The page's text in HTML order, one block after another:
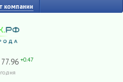
компании
77.96 +0.47